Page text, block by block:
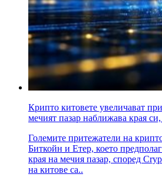
Крипто китовете увеличават
мечият пазар наближава края
Големите притежатели на
Биткойн и Етер, което
края на мечия пазар, според
на китове са..